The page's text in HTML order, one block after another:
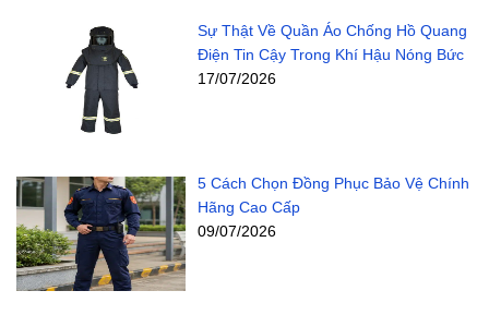
Sự Thật Về Quần Áo Chống Hồ Quang
Điện Tin Cậy Trong Khí Hậu Nóng Bức
17/07/2026
5 Cách Chọn Đồng Phục Bảo Vệ Chính
Hãng Cao Cấp
09/07/2026